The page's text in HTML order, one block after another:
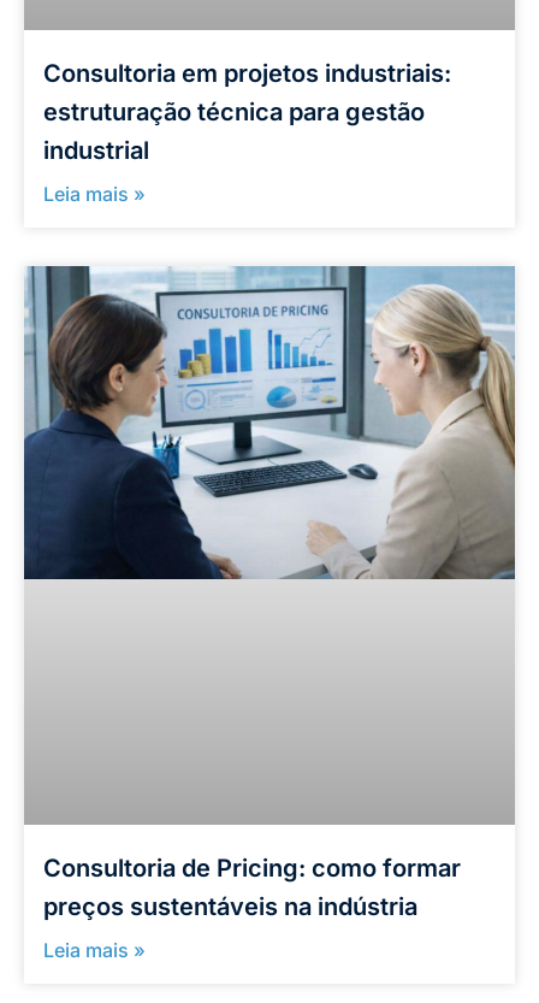
Consultoria em projetos industriais:
estruturação técnica para gestão
industrial
Leia mais »
Consultoria de Pricing: como formar
preços sustentáveis na indústria
Leia mais »